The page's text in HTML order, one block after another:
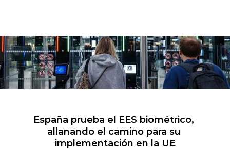
España prueba el EES biométrico,
allanando el camino para su
implementación en la UE